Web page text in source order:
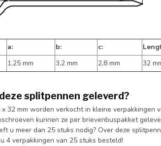
a: b: c:
1,25 mm 3,2 mm 2,8 mm 32
splitpennen geleverd?
32 mm worden verkocht in kleine verpakkingen
kunnen ze per brievenbuspakket
u meer dan 25 stuks nodig? Over deze
4 verpakkingen van 25 stuks besteld!